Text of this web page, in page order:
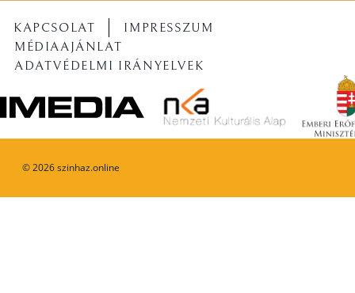
©2026szinhaz.online
KAPCSOLAT
IMPRESSZUM
MÉDIAAJÁNLAT
ADATVÉDELMI IRÁNYELVEK